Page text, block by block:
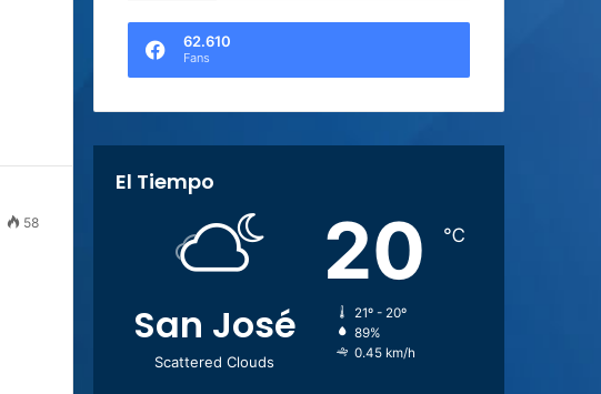
58
62.610
Fans
El Tiempo
San José
Scattered Clouds
20 ℃
21º - 20º
89%
0.45 km/h